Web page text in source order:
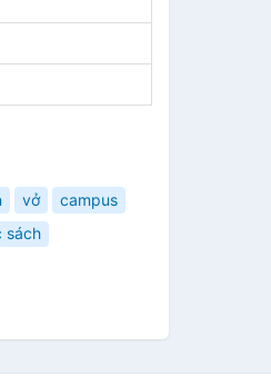
vở
campus
sách